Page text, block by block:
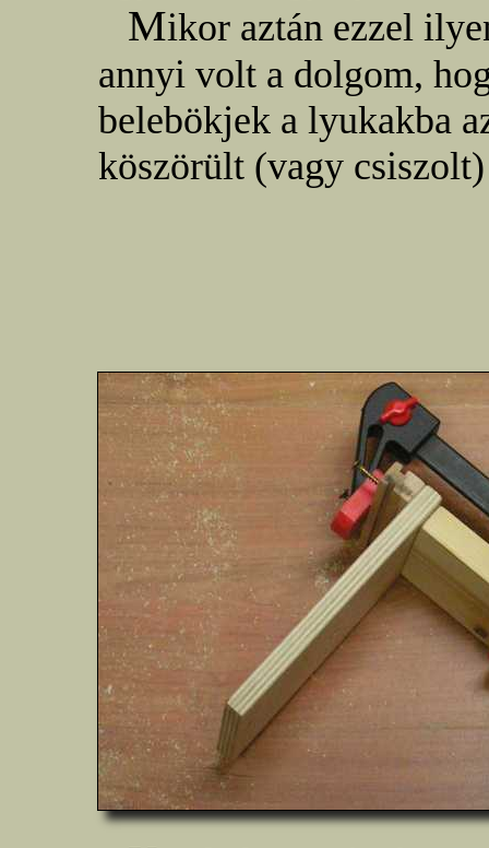
Mikor aztán ezzel
annyi volt a dolgom,
belebökjek a lyukakba
köszörült (vagy